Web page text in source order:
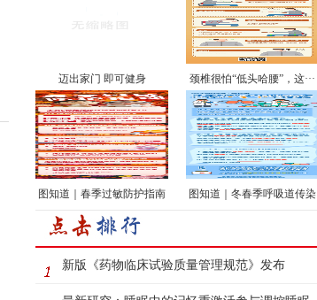
迈出家门 即可健身 颈椎很怕“低头哈腰”，这···
图知道｜春季过敏防护指南
图知道｜冬春季呼吸道传染
新版《药物临床试验质量管理规范》发布